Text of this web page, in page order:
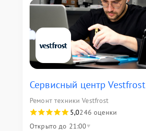
Сервисный центр Vestfrost
Ремонт техники Vestfrost
5,0246 оценки
Открыто до 21:00